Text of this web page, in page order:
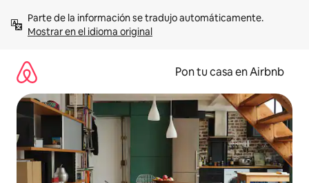
contenidoMostrar en el idioma original
Pon tu casa en Airbnb